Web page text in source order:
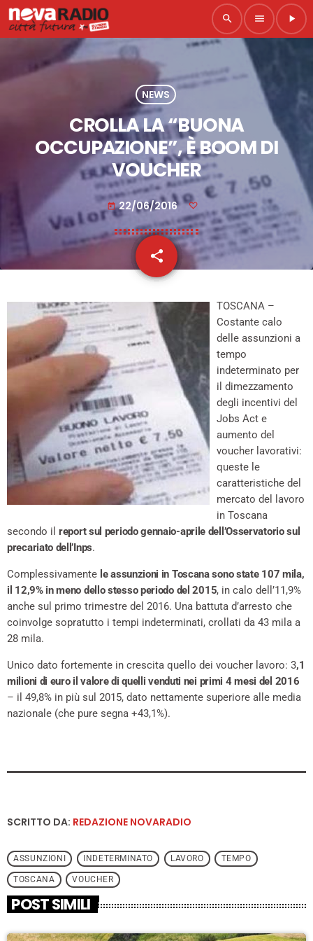
search menu play_arrow
NEWS
CROLLA LA “BUONA
OCCUPAZIONE”, È BOOM DI
VOUCHER
today 22/06/2016
share
email
TOSCANA –
Costante calo
delle assunzioni a
tempo
indeterminato per
il dimezzamento
degli incentivi del
Jobs Act e
aumento del
voucher lavorativi:
queste le
caratteristiche del
mercato del lavoro
in Toscana
secondo il report sul periodo gennaio-aprile dell’Osservatorio sul
precariato dell’Inps.
Complessivamente le assunzioni in Toscana sono state 107 mila,
il 12,9% in meno dello stesso periodo del 2015, in calo dell’11,9%
anche sul primo trimestre del 2016. Una battuta d’arresto che
coinvolge sopratutto i tempi indeterminati, crollati da 43 mila a
28 mila.
Unico dato fortemente in crescita quello dei voucher lavoro: 3,1
milioni di euro il valore di quelli venduti nei primi 4 mesi del 2016
– il 49,8% in più sul 2015, dato nettamente superiore alle media
nazionale (che pure segna +43,1%).
SCRITTO DA: REDAZIONE NOVARADIO
ASSUNZIONI INDETERMINATO LAVORO TEMPO
TOSCANA VOUCHER
POST SIMILI